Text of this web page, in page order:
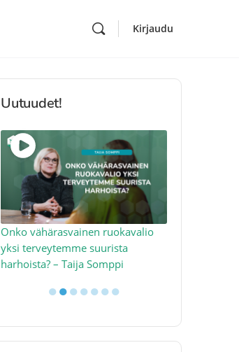
Kirjaudu
Uutuudet!
Onko vähärasvainen ruokavalio
yksi terveytemme suurista
harhoista? – Taija Somppi
●●●●●●●